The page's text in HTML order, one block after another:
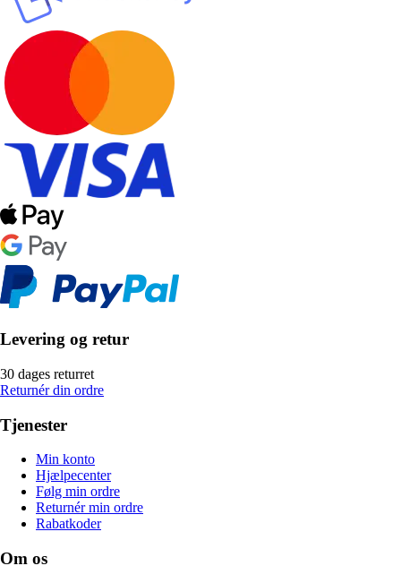
Levering og retur
30 dages returret
Returnér din ordre
Tjenester
Min konto
Hjælpecenter
Følg min ordre
Returnér min ordre
Rabatkoder
Om os